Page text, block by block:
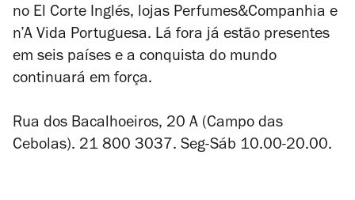
no El Corte Inglés, lojas Perfumes&Companhia e
n’A Vida Portuguesa. Lá fora já estão presentes
em seis países e a conquista do mundo
continuará em força.
Rua dos Bacalhoeiros, 20 A (Campo das
Cebolas). 21 800 3037. Seg-Sáb 10.00-20.00.